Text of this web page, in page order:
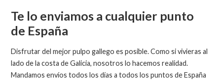
Te lo enviamos a cualquier punto
de España
Disfrutar del mejor pulpo gallego es posible. Como si vivieras al
lado de la costa de Galicia, nosotros lo hacemos realidad.
Mandamos envíos todos los días a todos los puntos de España